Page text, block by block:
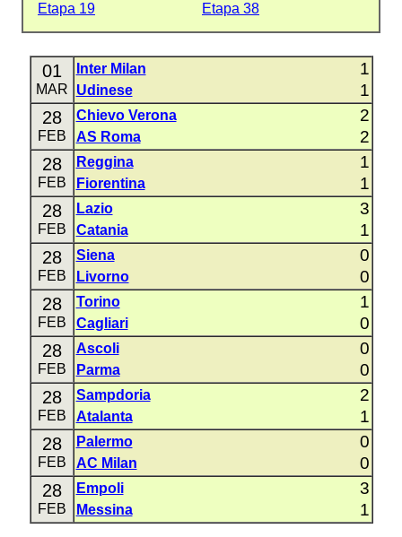
Etapa 19
Etapa 38
01
MAR
Inter Milan 1
Udinese 1
28
FEB
Chievo Verona 2
AS Roma 2
28
FEB
Reggina 1
Fiorentina 1
28
FEB
Lazio 3
Catania 1
28
FEB
Siena 0
Livorno 0
28
FEB
Torino 1
Cagliari 0
28
FEB
Ascoli 0
Parma 0
28
FEB
Sampdoria 2
Atalanta 1
28
FEB
Palermo 0
AC Milan 0
28
FEB
Empoli 3
Messina 1